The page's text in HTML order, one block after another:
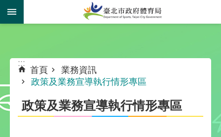
跳到主要內容區塊
:::
首頁
業務資訊
政策及業務宣導執行情形專區
政策及業務宣導執行情形專區